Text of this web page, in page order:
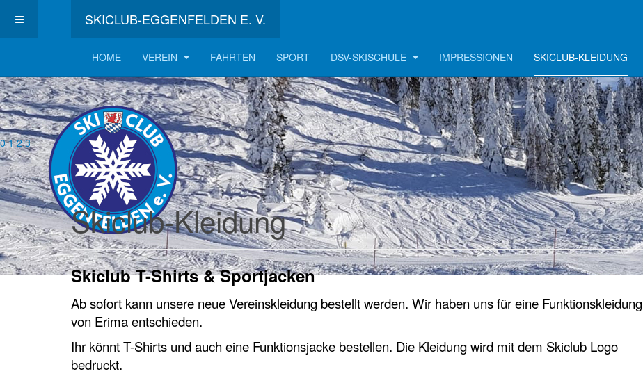
SKICLUB-EGGENFELDEN E. V.
HOME VEREIN FAHRTEN SPORT DSV-SKISCHULE IMPRESSIONEN SKICLUB-KLEIDUNG
0123
Skiclub-Kleidung
Skiclub T-Shirts & Sportjacken
Ab sofort kann unsere neue Vereinskleidung bestellt werden. Wir haben uns für eine Funktionskleidung
von Erima entschieden.
Ihr könnt T-Shirts und auch eine Funktionsjacke bestellen. Die Kleidung wird mit dem Skiclub Logo
bedruckt.